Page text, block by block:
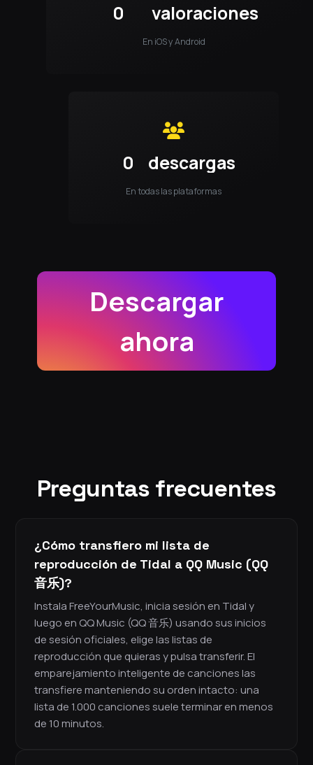
0 valoraciones
En iOS y Android
0 descargas
En todas las plataformas
Descargar
ahora
Preguntas frecuentes
¿Cómo transfiero mi lista de
reproducción de Tidal a QQ Music (QQ
音乐)?
Instala FreeYourMusic, inicia sesión en Tidal y
luego en QQ Music (QQ 音乐) usando sus inicios
de sesión oficiales, elige las listas de
reproducción que quieras y pulsa transferir. El
emparejamiento inteligente de canciones las
transfiere manteniendo su orden intacto: una
lista de 1.000 canciones suele terminar en menos
de 10 minutos.